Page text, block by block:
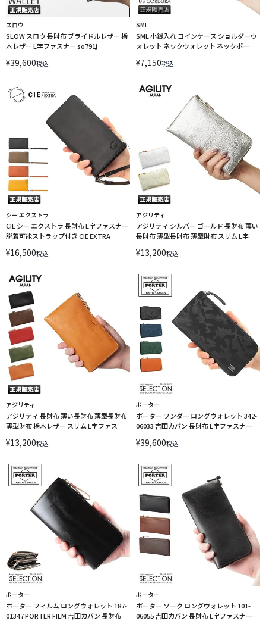
スロウ
SLOW スロウ 長財布 ブライドルレザー 栃
木レザー L字ファスナー so791j
¥39,600税込
SML
SML 小銭入れ コインケース ショルダーウ
ォレット ネックウォレット ネックポーチ
ホ 首掛け エスエムエル k902063
¥7,150税込
シー エクストラ
CIE シー エクストラ 長財布 L字ファスナー
脱着可能ストラップ付き CIE EXTRA
¥16,500税込
アジリティ
アジリティ シルバー ゴールド 長財布 薄い
長財布 薄型長財布 薄型財布 スリム L字フ
¥13,200税込
アジリティ
アジリティ 長財布 薄い長財布 薄型長財布
薄型財布 栃木レザー スリム L字ファスナ
¥13,200税込
ポーター
ポーター ワンダー ロングウォレット 342-
06033 吉田カバン 長財布 L字ファスナー カ
¥39,600税込
ポーター
ポーター フィルム ロングウォレット 187-
01347 PORTER FILM 吉田カバン 長財布 L
ポーター
ポーター ソーク ロングウォレット 101-
06055 吉田カバン 長財布 L字ファスナー